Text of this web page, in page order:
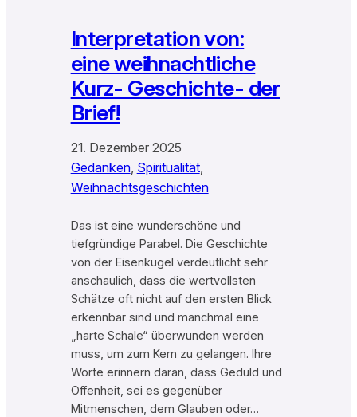
Interpretation von:
eine weihnachtliche
Kurz- Geschichte- der
Brief!
21. Dezember 2025
Gedanken, Spiritualität
Weihnachtsgeschichten
Das ist eine wunderschöne und
tiefgründige Parabel. Die Geschichte
von der Eisenkugel verdeutlicht sehr
anschaulich, dass die wertvollsten
Schätze oft nicht auf den ersten Blick
erkennbar sind und manchmal eine
„harte Schale“ überwunden werden
muss, um zum Kern zu gelangen. Ihre
Worte erinnern daran, dass Geduld und
Offenheit, sei es gegenüber
Mitmenschen, dem Glauben oder…